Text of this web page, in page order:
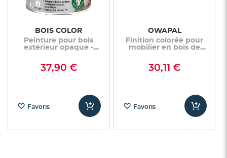
BOIS COLOR
Peinture pour bois
extérieur opaque -
37,90 €
Favoris
OWAPAL
Finition colorée pour
mobilier en bois de
30,11 €
Favoris